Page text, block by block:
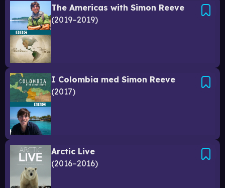
The Americas with Simon Reeve
2019–2019
I Colombia med Simon Reeve
2017
Arctic Live
2016–2016